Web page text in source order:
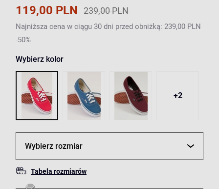
119,00 PLN
239,00 PLN
Najniższa cena w ciągu 30 dni przed obniżką: 239,00 PLN
-50%
Wybierz kolor
+2
Wybierz rozmiar
Tabela rozmiarów